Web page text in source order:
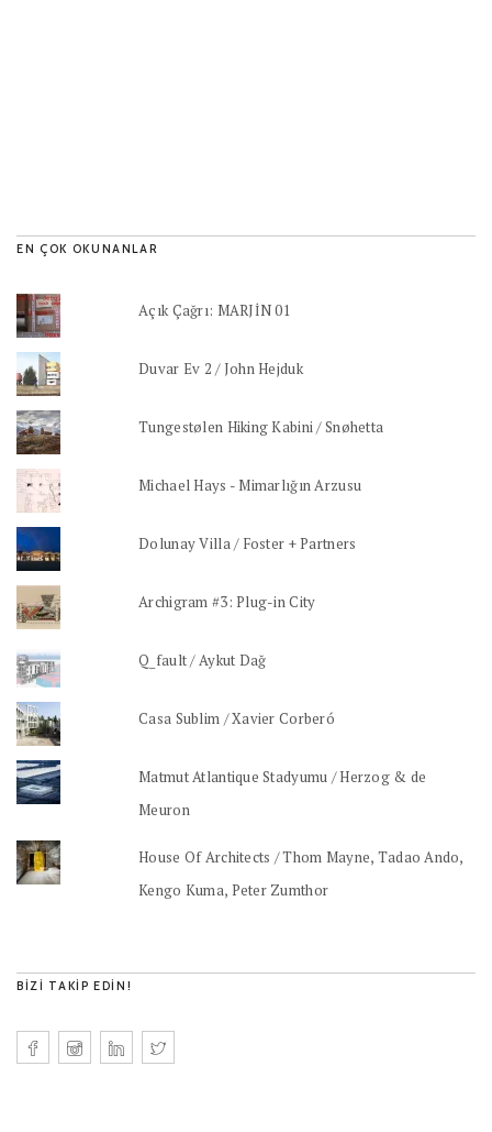
EN ÇOK OKUNANLAR
Açık Çağrı: MARJİN 01
Duvar Ev 2 / John Hejduk
Tungestølen Hiking Kabini / Snøhetta
Michael Hays - Mimarlığın Arzusu
Dolunay Villa / Foster + Partners
Archigram #3: Plug-in City
Q_fault / Aykut Dağ
Casa Sublim / Xavier Corberó
Matmut Atlantique Stadyumu / Herzog & de
Meuron
House Of Architects / Thom Mayne, Tadao Ando,
Kengo Kuma, Peter Zumthor
BIZI TAKIP EDIN!